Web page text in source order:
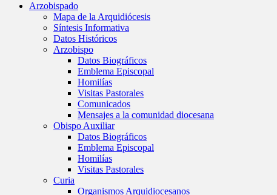
Arzobispado
Mapa de la Arquidiócesis
Síntesis Informativa
Datos Históricos
Arzobispo
Datos Biográficos
Emblema Episcopal
Homilías
Visitas Pastorales
Comunicados
Mensajes a la comunidad diocesana
Obispo Auxiliar
Datos Biográficos
Emblema Episcopal
Homilías
Visitas Pastorales
Curia
Organismos Arquidiocesanos